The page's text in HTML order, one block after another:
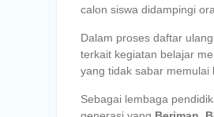
calon siswa didampingi
Dalam proses daftar
terkait kegiatan belajar
yang tidak sabar memulai
Sebagai lembaga